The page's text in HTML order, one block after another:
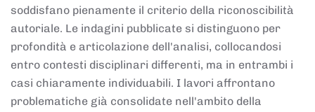
soddisfano pienamente il criterio della riconoscibilità
autoriale. Le indagini pubblicate si distinguono per
profondità e articolazione dell'analisi, collocandosi
entro contesti disciplinari differenti, ma in entrambi i
casi chiaramente individuabili. I lavori affrontano
problematiche già consolidate nell'ambito della